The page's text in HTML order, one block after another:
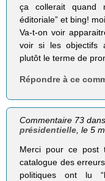
ça collerait quand
éditoriale” et bing!
Va-t-on voir
voir si les objectifs
plutôt le terme de
Répondre à ce
Commentaire 73
présidentielle , le 5
Merci pour ce post
catalogue des
politiques ont lu